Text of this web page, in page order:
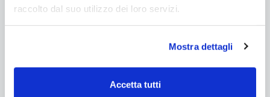
raccolto dal suo utilizzo dei loro servizi.
Mostra dettagli
Accetta tutti
* Accetto l'informativa sullaPrivacy
Accetto di ricevere promozioni e sconti riservati